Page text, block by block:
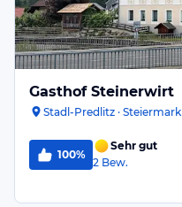
Gasthof Steinerwirt
Stadl-Predlitz · Steiermark
100%
Sehr gut
2 Bew.